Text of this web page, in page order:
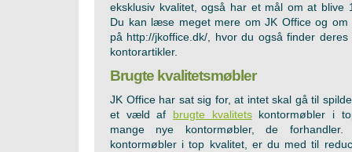
eksklusiv kvalitet, også har et mål om at blive
Du kan læse meget mere om JK Office og om
på http://jkoffice.dk/, hvor du også finder
kontorartikler.
Brugte kvalitetsmøbler
JK Office har sat sig for, at intet skal gå til
et væld af brugte kvalitetskontormøbler i
mange nye kontormøbler, de
kontormøbler i top kvalitet, er du med til